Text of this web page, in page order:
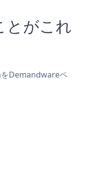
がこれ
Demandwareペ